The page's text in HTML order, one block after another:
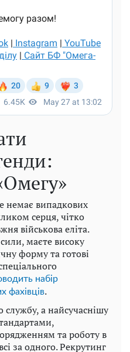
немає випадкових
серця, чітко
військова еліта.
маєте високу
форму та готові
набір
фахівців.
а найсучаснішу
та роботу в
за одного. Рекрутинг